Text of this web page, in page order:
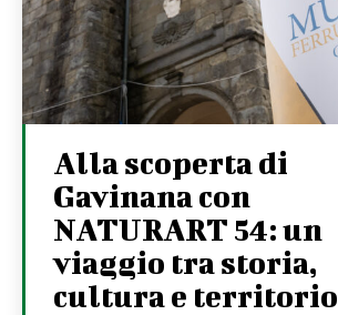
Alla scoperta di
Gavinana con
NATURART 54: un
viaggio tra storia,
cultura e territorio